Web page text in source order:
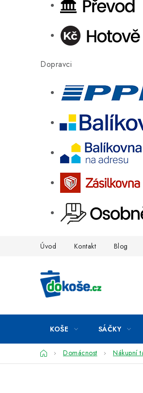
Dopravci
Úvod Kontakt Blog
KOŠE SÁČKY
DomůDomácnost Nákupní